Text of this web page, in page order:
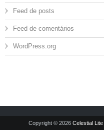
Feed de posts
Feed de comentários
WordPress.org
Copyright © 2026 Celestial Lite